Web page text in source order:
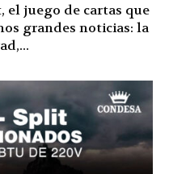
el juego de cartas que
grandes noticias: la